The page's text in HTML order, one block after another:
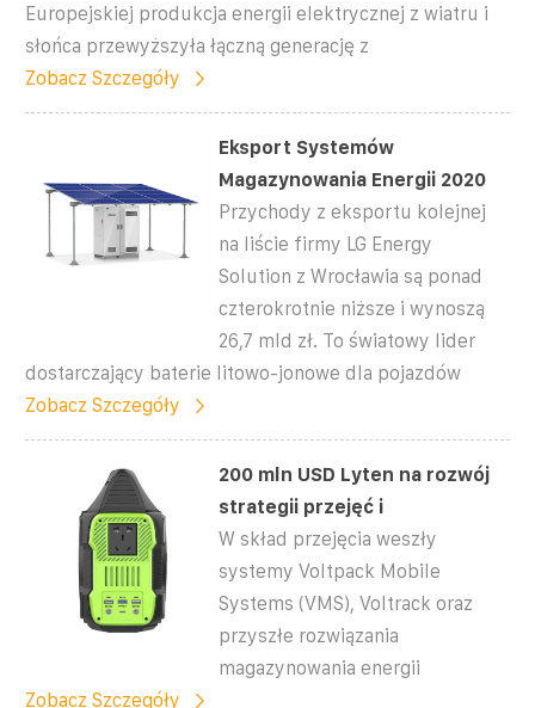
Europejskiej produkcja energii elektrycznej z wiatru i
słońca przewyższyła łączną generację z
Zobacz Szczegóły
Eksport Systemów
Magazynowania Energii 2020
Przychody z eksportu kolejnej
na liście firmy LG Energy
Solution z Wrocławia są ponad
czterokrotnie niższe i wynoszą
26,7 mld zł. To światowy lider
dostarczający baterie litowo-jonowe dla pojazdów
Zobacz Szczegóły
200 mln USD Lyten na rozwój
strategii przejęć i
W skład przejęcia weszły
systemy Voltpack Mobile
Systems (VMS), Voltrack oraz
przyszłe rozwiązania
magazynowania energii
Zobacz Szczegóły